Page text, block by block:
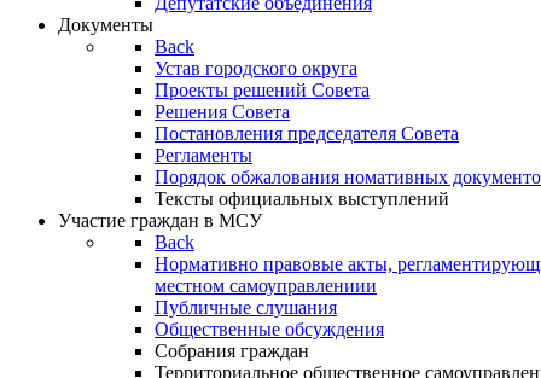
Документы
Back
Устав городского округа
Проекты решений Совета
Решения Совета
Постановления председателя Совета
Регламенты
Порядок обжалования номативных
Тексты официальных выступлений
Участие граждан в МСУ
Back
Нормативно правовые акты,
местном самоуправлениии
Публичные слушания
Общественные обсуждения
Собрания граждан
Территориальное общественное